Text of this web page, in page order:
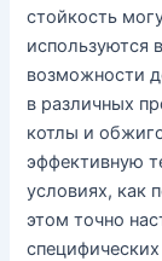
стойкость
используются
возможности
в различных
котлы и
эффективную
условиях, как
этом точно